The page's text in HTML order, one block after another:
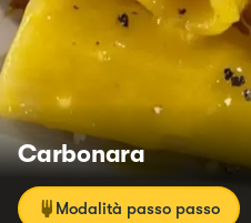
Carbonara
Modalità passo passo